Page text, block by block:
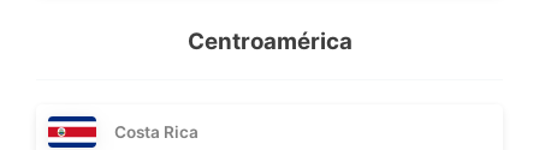
Centroamérica
Costa Rica